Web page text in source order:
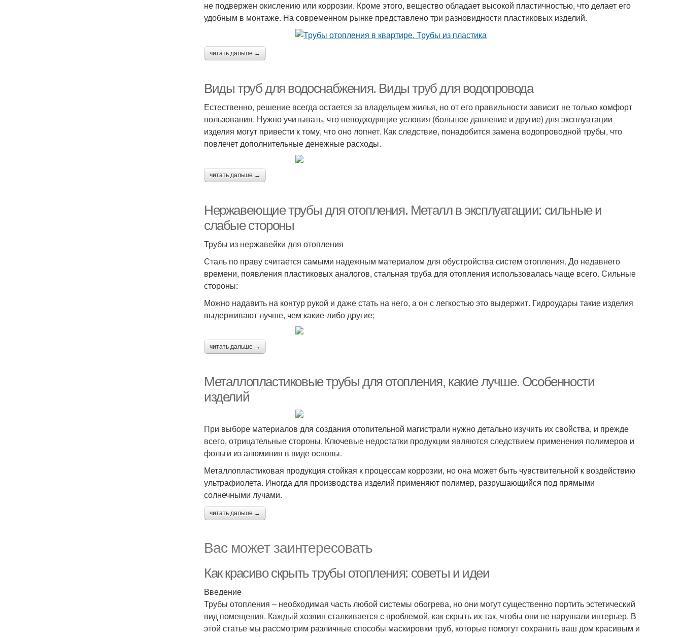
не подвержен окислению или коррозии. Кроме этого, вещество обладает высокой пластичностью, что делает его
удобным в монтаже. На современном рынке представлено три разновидности пластиковых изделий.
читать дальше →
Виды труб для водоснабжения. Виды труб для водопровода
Естественно, решение всегда остается за владельцем жилья, но от его правильности зависит не только комфорт
пользования. Нужно учитывать, что неподходящие условия (большое давление и другие) для эксплуатации
изделия могут привести к тому, что оно лопнет. Как следствие, понадобится замена водопроводной трубы, что
повлечет дополнительные денежные расходы.
читать дальше →
Нержавеющие трубы для отопления. Металл в эксплуатации: сильные и
слабые стороны
Трубы из нержавейки для отопления
Сталь по праву считается самыми надежным материалом для обустройства систем отопления. До недавнего
времени, появления пластиковых аналогов, стальная труба для отопления использовалась чаще всего. Сильные
стороны:
Можно надавить на контур рукой и даже стать на него, а он с легкостью это выдержит. Гидроудары такие изделия
выдерживают лучше, чем какие-либо другие;
читать дальше →
Металлопластиковые трубы для отопления, какие лучше. Особенности
изделий
При выборе материалов для создания отопительной магистрали нужно детально изучить их свойства, и прежде
всего, отрицательные стороны. Ключевые недостатки продукции являются следствием применения полимеров и
фольги из алюминия в виде основы.
Металлопластиковая продукция стойкая к процессам коррозии, но она может быть чувствительной к воздействию
ультрафиолета. Иногда для производства изделий применяют полимер, разрушающийся под прямыми
солнечными лучами.
читать дальше →
Вас может заинтересовать
Как красиво скрыть трубы отопления: советы и идеи
Введение
Трубы отопления – необходимая часть любой системы обогрева, но они могут существенно портить эстетический
вид помещения. Каждый хозяин сталкивается с проблемой, как скрыть их так, чтобы они не нарушали интерьер. В
этой статье мы рассмотрим различные способы маскировки труб, которые помогут сохранить ваш дом красивым и